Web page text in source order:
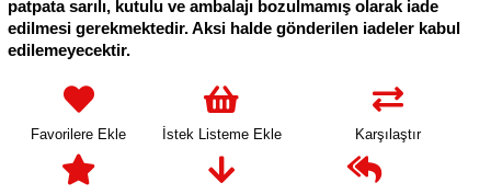
patpata sarılı, kutulu ve ambalajı bozulmamış olarak iade
edilmesi gerekmektedir. Aksi halde gönderilen iadeler kabul
edilemeyecektir.
Favorilere Ekle İstek Listeme Ekle Karşılaştır